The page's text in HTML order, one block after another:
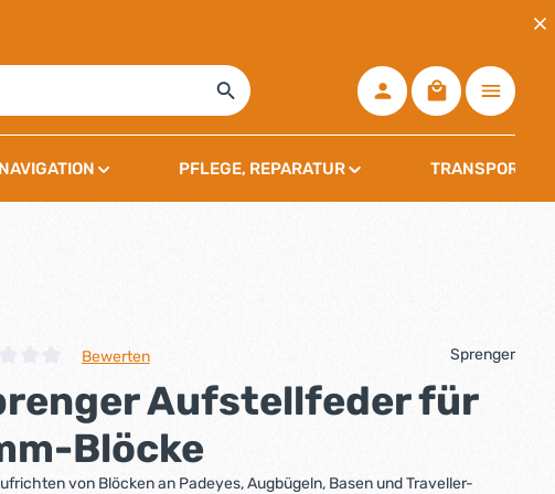
Warenkorb
PFLEGE, REPARATUR TRANSPORT,
Bewerten Sprenger
Aufstellfeder für
Blöcke
von Blöcken an Padeyes, Augbügeln, Basen und Traveller-